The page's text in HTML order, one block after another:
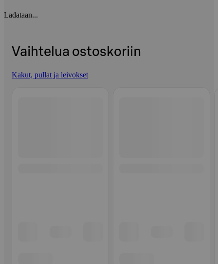
Ladataan...
Vaihtelua ostoskoriin
Kakut, pullat ja leivokset